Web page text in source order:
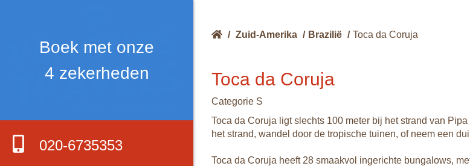
Boek met onze
4 zekerheden
020-6735353
/ Zuid-Amerika / Brazilië / Toca da Coruja
Toca da Coruja
Categorie S
Toca da Coruja ligt slechts 100 meter bij het strand van
het strand, wandel door de tropische tuinen, of neem een
Toca da Coruja heeft 28 smaakvol ingerichte bungalows,